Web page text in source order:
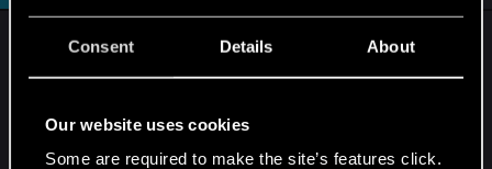
Consent Details About
Our website uses cookies
Some are required to make the site’s features click.
Książka o upiorach "Bojaźń i drżenie" nosi taki
sam tytuł, jak dzieło Kierkegaarda. Że o haśle i
wspomnę (Kierkegaard, Heidegger) - smaczne